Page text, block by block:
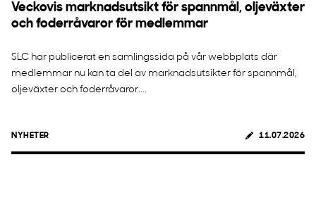
Veckovis marknadsutsikt för spannmål, oljeväxter
och foderråvaror för medlemmar
SLC har publicerat en samlingssida på vår webbplats där
medlemmar nu kan ta del av marknadsutsikter för spannmål,
oljeväxter och foderråvaror....
NYHETER 11.07.2026